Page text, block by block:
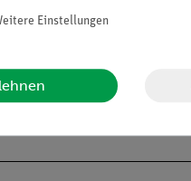
Einstellungen